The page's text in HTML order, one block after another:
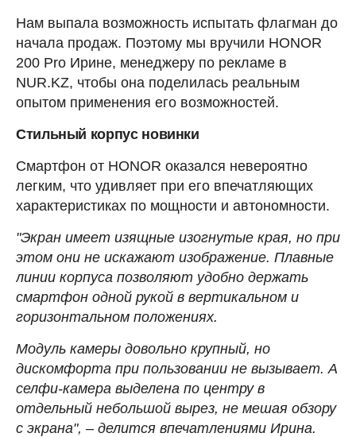
Нам выпала возможность испытать флагман до
начала продаж. Поэтому мы вручили HONOR
200 Pro Ирине, менеджеру по рекламе в
NUR.KZ, чтобы она поделилась реальным
опытом применения его возможностей.
Стильный корпус новинки
Смартфон от HONOR оказался невероятно
легким, что удивляет при его впечатляющих
характеристиках по мощности и автономности.
"Экран имеет изящные изогнутые края, но при
этом они не искажают изображение. Плавные
линии корпуса позволяют удобно держать
смартфон одной рукой в вертикальном и
горизонтальном положениях.
Модуль камеры довольно крупный, но
дискомфорта при пользовании не вызывает. А
селфи-камера выделена по центру в
отдельный небольшой вырез, не мешая обзору
с экрана", – делится впечатлениями Ирина.